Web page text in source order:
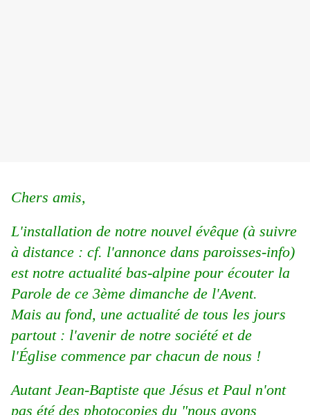
Chers amis,
L'installation de notre nouvel évêque (à suivre
à distance : cf. l'annonce dans paroisses-info)
est notre actualité bas-alpine pour écouter la
Parole de ce 3ème dimanche de l'Avent.
Mais au fond, une actualité de tous les jours
partout : l'avenir de notre société et de
l'Église commence par chacun de nous !
Autant Jean-Baptiste que Jésus et Paul n'ont
pas été des photocopies du "nous avons